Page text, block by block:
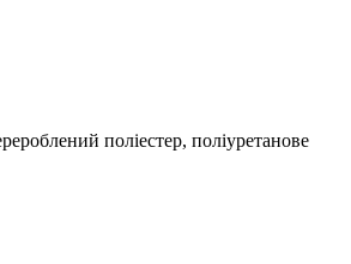
поліестер, поліуретанове